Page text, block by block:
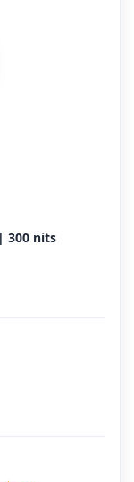
300 nits